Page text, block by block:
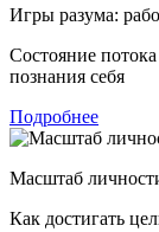
Игры разума:
Состояние
познания себя
Подробнее
Масштаб
Как достигать